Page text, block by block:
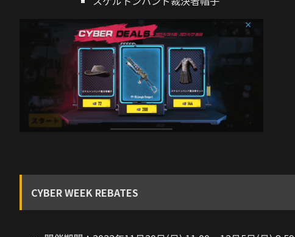
CYBER WEEK REBATES